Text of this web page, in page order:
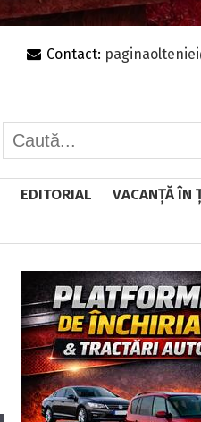
Contact:
EDITORIAL
VACANȚĂ ÎN